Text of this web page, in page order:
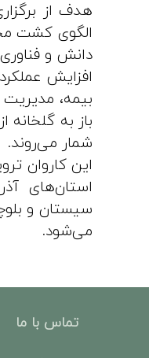
هدف از
الگوی کشت
دانش و
افزایش
بیمه،
باز به
شمار می‌روند.
این کاروان
استان‌های
سیستان و
می‌شود.
تماس با ما